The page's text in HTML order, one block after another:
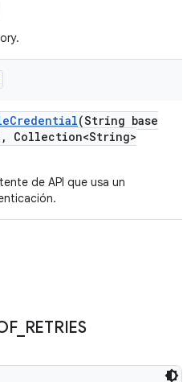
Credential(String base
,
Collection<String>
de API que usa un
_ RETRIES